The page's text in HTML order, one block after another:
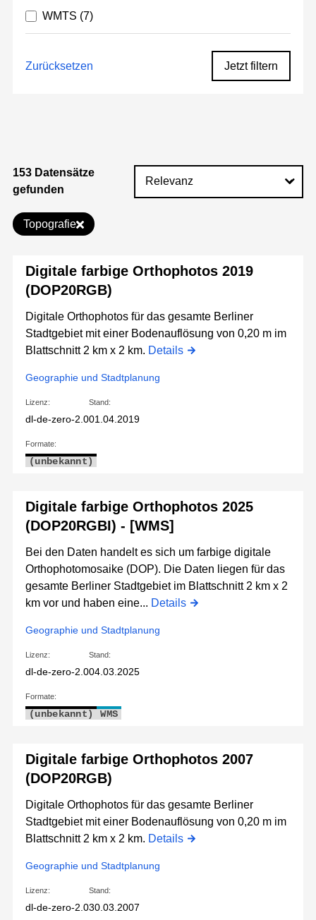
WMTS (7)
Zurücksetzen Jetzt filtern
153 Datensätze
gefunden
Topografie
Digitale farbige Orthophotos 2019
(DOP20RGB)
Digitale Orthophotos für das gesamte Berliner
Stadtgebiet mit einer Bodenauflösung von 0,20 m im
Blattschnitt 2 km x 2 km. Details
Geographie und Stadtplanung
Lizenz:
dl-de-zero-2.0
Stand:
01.04.2019
Formate:
(unbekannt)
Digitale farbige Orthophotos 2025
(DOP20RGBI) - [WMS]
Bei den Daten handelt es sich um farbige digitale
Orthophotomosaike (DOP). Die Daten liegen für das
gesamte Berliner Stadtgebiet im Blattschnitt 2 km x 2
km vor und haben eine... Details
Geographie und Stadtplanung
Lizenz:
dl-de-zero-2.0
Stand:
04.03.2025
Formate:
(unbekannt) WMS
Digitale farbige Orthophotos 2007
(DOP20RGB)
Digitale Orthophotos für das gesamte Berliner
Stadtgebiet mit einer Bodenauflösung von 0,20 m im
Blattschnitt 2 km x 2 km. Details
Geographie und Stadtplanung
Lizenz:
dl-de-zero-2.0
Stand:
30.03.2007